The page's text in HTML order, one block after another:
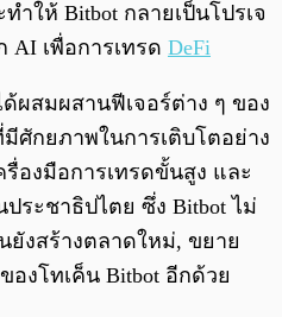
ให้ Bitbot กลายเป็นโปรเจ
เพื่อการเทรด DeFi
ผสมผสานฟีเจอร์ต่าง ๆ ของ
ศักยภาพในการเติบโตอย่าง
รื่องมือการเทรดขั้นสูง และ
ระชาธิปไตย ซึ่ง Bitbot ไม่
ยังสร้างตลาดใหม่, ขยาย
งโทเค็น Bitbot อีกด้วย